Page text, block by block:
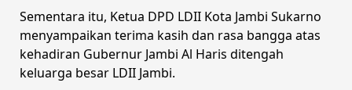
Sementara itu, Ketua DPD LDII Kota Jambi Sukarno
menyampaikan terima kasih dan rasa bangga atas
kehadiran Gubernur Jambi Al Haris ditengah
keluarga besar LDII Jambi.